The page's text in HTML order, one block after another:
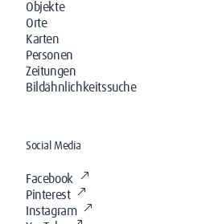
Objekte
Orte
Karten
Personen
Zeitungen
Bildähnlichkeitssuche
Social Media
Facebook
Pinterest
Instagram